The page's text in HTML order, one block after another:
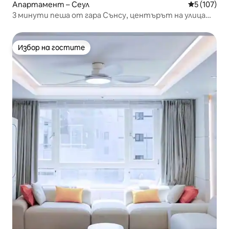
Апартамент – Сеул Средна
5 (107)
3 минути пеша от гара Сънсу, центърът на улица
минималистично настроение с топла емоция
Избор на гостите
Избор на гостите